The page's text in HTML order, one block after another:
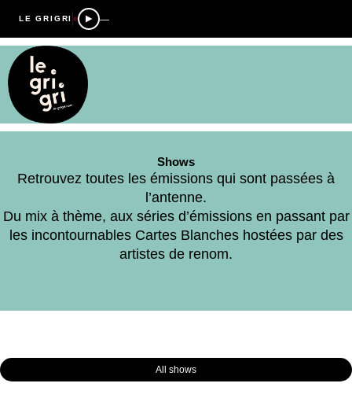
LE GRIGRI —
Shows
Retrouvez toutes les émissions qui sont passées à
l’antenne.
Du mix à thème, aux séries d’émissions en passant par
les incontournables Cartes Blanches hostées par des
artistes de renom.
All shows